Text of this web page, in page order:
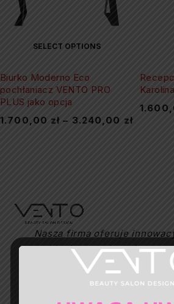
SELECT OPTIONS
Biurko Moderno Eco
pochłaniacz VENTO PRO
PLUS jako opcja
1.700,00 zł – 3.240,00 zł
Nasza firma oferuje
pochłaniacze pyłu, które
utrzymać czystość podczas
absorbując nadmiar